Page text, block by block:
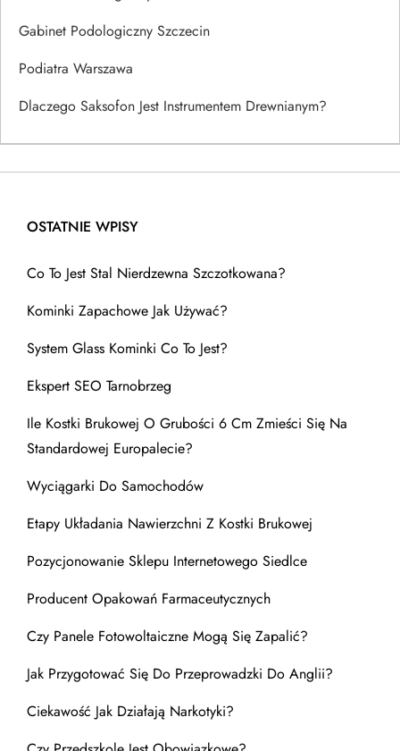
Gabinet Podologiczny Szczecin
Podiatra Warszawa
Dlaczego Saksofon Jest Instrumentem Drewnianym?
OSTATNIE WPISY
Co To Jest Stal Nierdzewna Szczotkowana?
Kominki Zapachowe Jak Używać?
System Glass Kominki Co To Jest?
Ekspert SEO Tarnobrzeg
Ile Kostki Brukowej O Grubości 6 Cm Zmieści Się Na
Standardowej Europalecie?
Wyciągarki Do Samochodów
Etapy Układania Nawierzchni Z Kostki Brukowej
Pozycjonowanie Sklepu Internetowego Siedlce
Producent Opakowań Farmaceutycznych
Czy Panele Fotowoltaiczne Mogą Się Zapalić?
Jak Przygotować Się Do Przeprowadzki Do Anglii?
Ciekawość Jak Działają Narkotyki?